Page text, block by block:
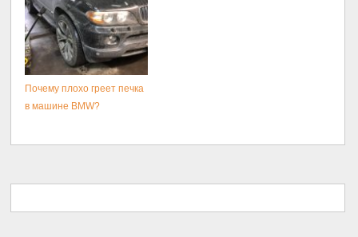
Почему плохо греет печка
в машине BMW?